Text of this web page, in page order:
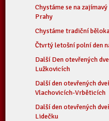
Chystáme se na
Prahy
Chystáme tradiční
Čtvrtý letošní polní den
Další Den otevřených
Lužkovicích
Další den otevřených
Vlachovicích-Vrběticích
Další den otevřených
Lidečku